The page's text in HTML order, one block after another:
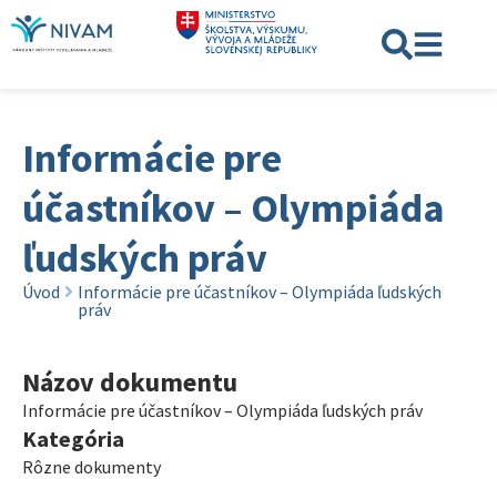
Informácie pre
účastníkov – Olympiáda
ľudských práv
Úvod
Informácie pre účastníkov – Olympiáda ľudských
práv
Názov dokumentu
Informácie pre účastníkov – Olympiáda ľudských práv
Kategória
Rôzne dokumenty